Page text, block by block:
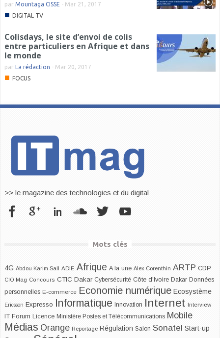
par Mountaga CISSE - Mar 21, 2017
■ DIGITAL TV
Colisdays, le site d’envoi de colis
entre particuliers en Afrique et dans
le monde
par La rédaction - Mar 20, 2017
■ FOCUS
>> le magazine des technologies et du digital
Mots clés
4G Abdou Karim Sall ADIE Afrique A la une Alex Corenthin ARTP CDP
CIO Mag Concours CTIC Dakar Cybersécurité Côte d'Ivoire Dakar Données
personnelles E-commerce Economie numérique Ecosystème
Ericsson Expresso Informatique Innovation Internet Interview
IT Forum Licence Ministère Postes et Télécommunications Mobile
Médias Orange Reportage Régulation Salon Sonatel Start-up